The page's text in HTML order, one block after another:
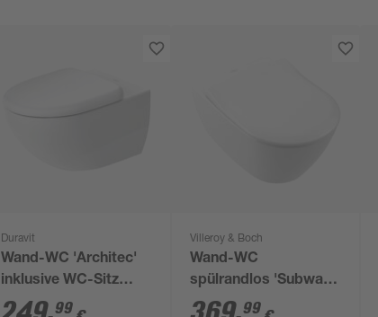
Duravit
Wand-WC 'Architec'
inklusive WC-Sitz
weiß
99
Villeroy & Boch
Wand-WC
spülrandlos 'Subway
2.0' inklusive WC-Sitz
99